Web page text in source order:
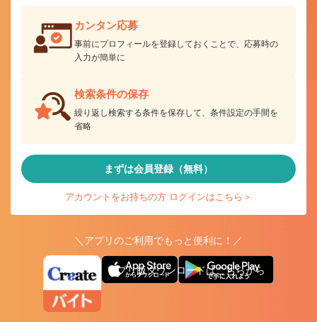
カンタン応募
事前にプロフィールを登録しておくことで、応募時の
入力が簡単に
検索条件の保存
繰り返し検索する条件を保存して、条件設定の手間を
省略
まずは会員登録（無料）
アカウントをお持ちの方 ログインはこちら＞
＼アプリのご利用でもっと便利に！／
アプリ版ダウンロードはこちらから